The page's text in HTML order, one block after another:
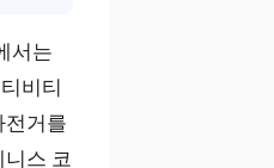
서는
비티
전거를
스 코